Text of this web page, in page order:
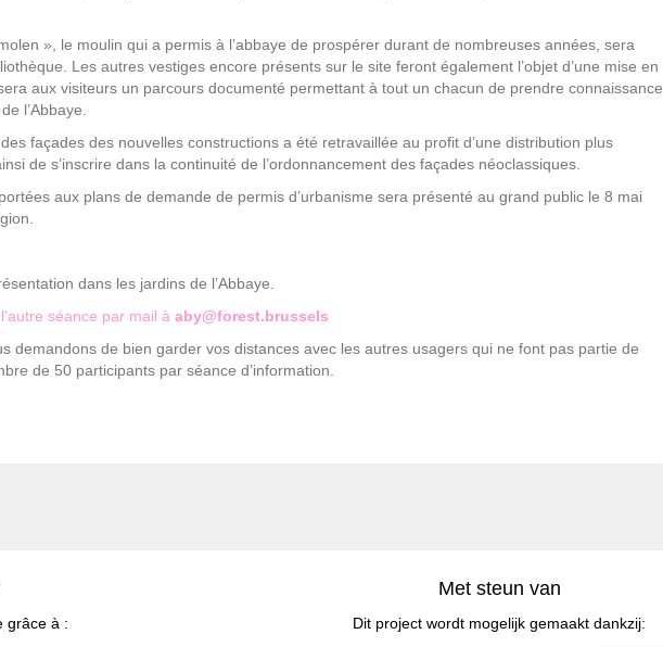
», le moulin qui a permis à l’abbaye de prospérer durant de nombreuses années, sera
Les autres vestiges encore présents sur le site feront également l’objet d’une mise en
aux visiteurs un parcours documenté permettant à tout un chacun de prendre connaissance
l’Abbaye.
façades des nouvelles constructions a été retravaillée au profit d’une distribution plus
de s’inscrire dans la continuité de l’ordonnancement des façades néoclassiques.
aux plans de demande de permis d’urbanisme sera présenté au grand public le 8 mai
dans les jardins de l’Abbaye.
séance par mail à aby@forest.brussels
demandons de bien garder vos distances avec les autres usagers qui ne font pas partie de
de 50 participants par séance d’information.
grâce à :
Met steun van
Dit project wordt mogelijk gemaakt dankzij: